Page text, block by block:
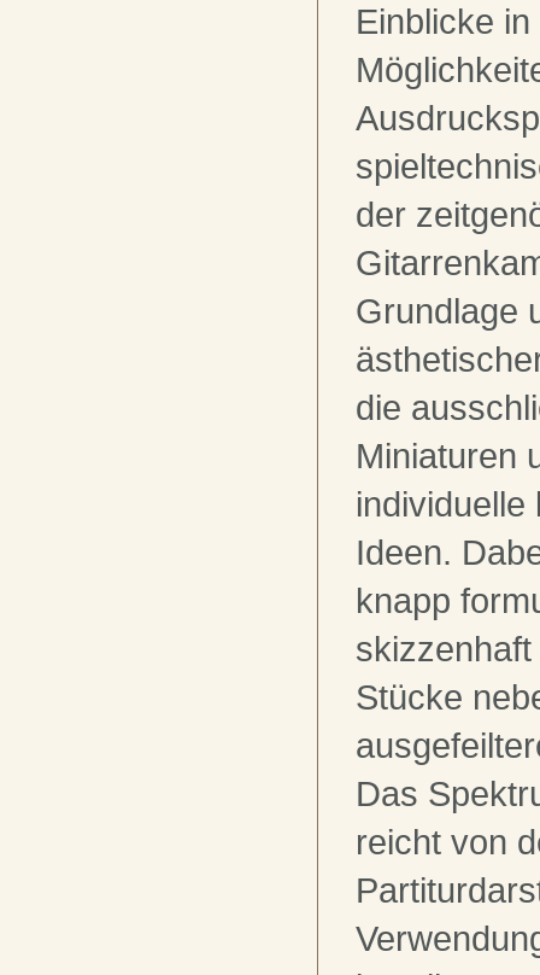
Einblicke
der
Grundlage
die
Miniaturen
individuelle
Ideen.
knapp
Stücke
Das
reicht von